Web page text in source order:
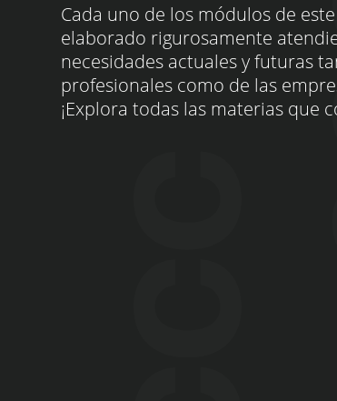
Cada uno de los módulos de
elaborado rigurosamente
necesidades actuales y futuras
profesionales como de las
¡Explora todas las materias que